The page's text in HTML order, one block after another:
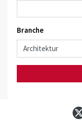
Branche